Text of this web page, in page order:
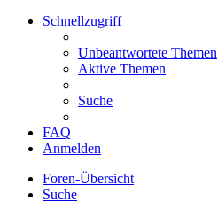
Schnellzugriff
Unbeantwortete Themen
Aktive Themen
Suche
FAQ
Anmelden
Foren-Übersicht
Suche